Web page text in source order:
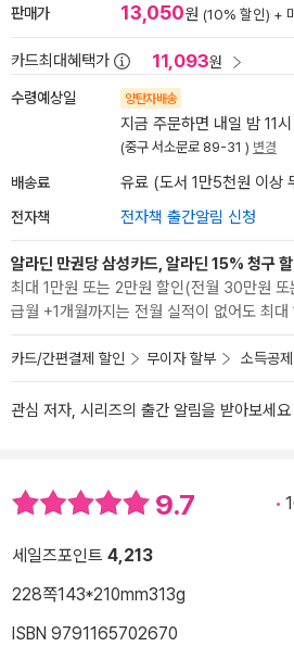
판매가 13,050원 (10% 할인) +
카드최대혜택가 11,093원
수령예상일 양탄자배송
지금 주문하면 내일 밤 11시
(중구 서소문로 89-31 ) 변경
배송료 유료 (도서 1만5천원 이상
전자책 전자책 출간알림 신청
알라딘 만권당 삼성카드, 알라딘 15% 청구
최대 1만원 또는 2만원 할인(전월 30만원
급월 +1개월까지는 전월 실적이 없어도 최대
카드/간편결제 할인 무이자 할부 소득공
관심 저자, 시리즈의 출간 알림을 받아보세요
9.7
세일즈포인트 4,213
228쪽143*210mm313g
ISBN 9791165702670